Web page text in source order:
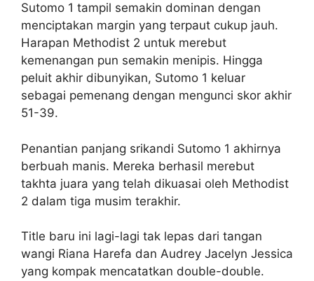
Sutomo 1 tampil semakin dominan dengan
menciptakan margin yang terpaut cukup jauh.
Harapan Methodist 2 untuk merebut
kemenangan pun semakin menipis. Hingga
peluit akhir dibunyikan, Sutomo 1 keluar
sebagai pemenang dengan mengunci skor akhir
51-39.
Penantian panjang srikandi Sutomo 1 akhirnya
berbuah manis. Mereka berhasil merebut
takhta juara yang telah dikuasai oleh Methodist
2 dalam tiga musim terakhir.
Title baru ini lagi-lagi tak lepas dari tangan
wangi Riana Harefa dan Audrey Jacelyn Jessica
yang kompak mencatatkan double-double.